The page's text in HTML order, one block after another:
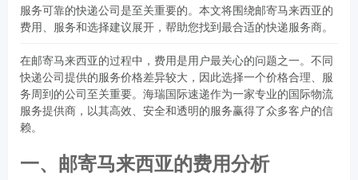
服务可靠的快递公司是至关重要的。本文将围绕邮寄马来西亚的
费用、服务和选择建议展开，帮助您找到最合适的快递服务商。
在邮寄马来西亚的过程中，费用是用户最关心的问题之一。不同
快递公司提供的服务价格差异较大，因此选择一个价格合理、服
务周到的公司至关重要。海瑞国际速递作为一家专业的国际物流
服务提供商，以其高效、安全和透明的服务赢得了众多客户的信
赖。
一、邮寄马来西亚的费用分析